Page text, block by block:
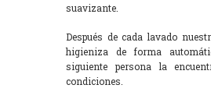
suavizante.
Después de cada lavado
higieniza de forma
siguiente persona la
condiciones.